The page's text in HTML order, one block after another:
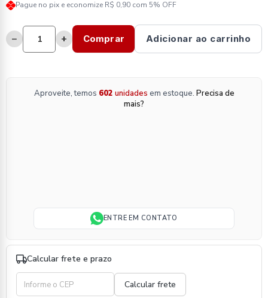
Pague no pix e economize R$ 0,90 com 5% OFF
− + Comprar Adicionar ao carrinho
Aproveite, temos 602 unidades em estoque. Precisa de
mais?
ENTRE EM CONTATO
Calcular frete e prazo